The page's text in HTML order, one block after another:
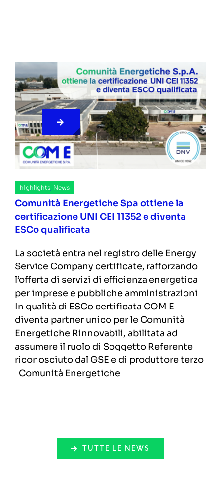
highlights, News
Comunità Energetiche Spa ottiene la
certificazione UNI CEI 11352 e diventa
ESCo qualificata
La società entra nel registro delle Energy
Service Company certificate, rafforzando
l’offerta di servizi di efficienza energetica
per imprese e pubbliche amministrazioni
In qualità di ESCo certificata COM E
diventa partner unico per le Comunità
Energetiche Rinnovabili, abilitata ad
assumere il ruolo di Soggetto Referente
riconosciuto dal GSE e di produttore terzo
Comunità Energetiche
TUTTE LE NEWS